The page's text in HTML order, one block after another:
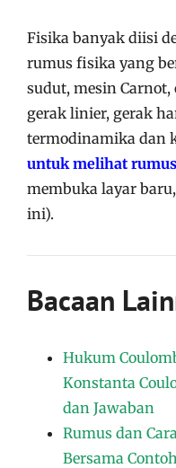
Fisika banyak diisi
rumus fisika yang
sudut, mesin
gerak linier, gerak
termodinamika dan
untuk melihat
membuka layar
ini).
Bacaan
Hukum
Konstanta
dan Jawaban
Rumus dan
Bersama